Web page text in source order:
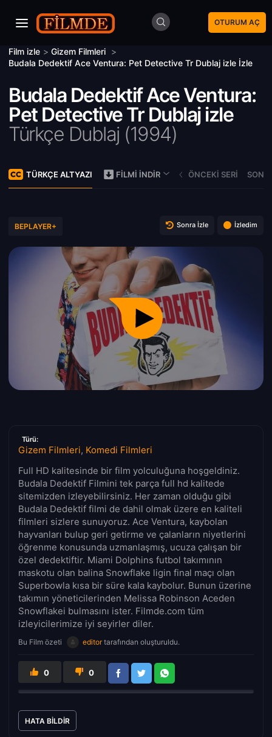
OTURUM AÇ
Film izle > Gizem Filmleri >
Budala Dedektif Ace Ventura: Pet Detective Tr Dublaj izle İzle
Budala Dedektif Ace Ventura:
Pet Detective Tr Dublaj izle
Türkçe Dublaj (1994)
TÜRKÇE ALTYAZI FILMI İNDIR ÖNCEKI SERI
BEPLAYER+ Sonra İzle İzledim
Türü:
Gizem Filmleri, Komedi Filmleri
Full HD kalitesinde bir film yolculuğuna hoşgeldiniz.
Budala Dedektif Filmini tek parça full hd kalitede
sitemizden izleyebilirsiniz. Her zaman olduğu gibi
Budala Dedektif filmi de dahil olmak üzere en kaliteli
filmleri sizlere sunuyoruz. Ace Ventura, kaybolan
hayvanları bulup geri getirme ve çalanların niyetlerini
öğrenme konusunda uzmanlaşmış, ucuza çalışan bir
özel dedektiftir. Miami Dolphins futbol takımının
maskotu olan balina Snowflake ligin final maçı olan
Superbowla kısa bir süre kala kaybolur. Bunun üzerine
takımın yöneticilerinden Melissa Robinson Aceden
Snowflakei bulmasını ister. Filmde.com tüm
izleyicilerimize iyi seyirler diler.
Bu Film özeti editortarafından oluşturuldu.
0 0
HATA BILDIR